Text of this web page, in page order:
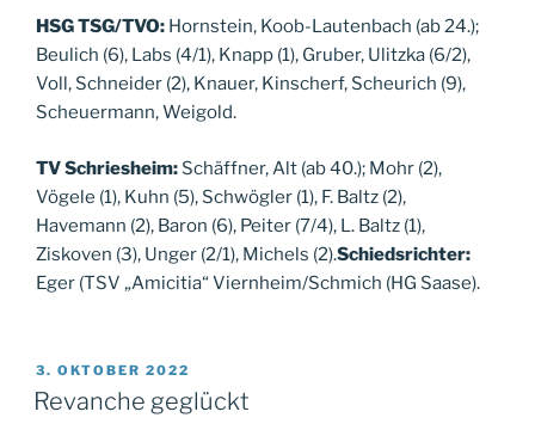
HSG TSG/TVO: Hornstein, Koob-Lautenbach (ab 24.);
Beulich (6), Labs (4/1), Knapp (1), Gruber, Ulitzka (6/2),
Voll, Schneider (2), Knauer, Kinscherf, Scheurich (9),
Scheuermann, Weigold.
TV Schriesheim: Schäffner, Alt (ab 40.); Mohr (2),
Vögele (1), Kuhn (5), Schwögler (1), F. Baltz (2),
Havemann (2), Baron (6), Peiter (7/4), L. Baltz (1),
Ziskoven (3), Unger (2/1), Michels (2).Schiedsrichter:
Eger (TSV „Amicitia“ Viernheim/Schmich (HG Saase).
VERÖFFENTLICHT
AM
3. OKTOBER 2022
Revanche geglückt